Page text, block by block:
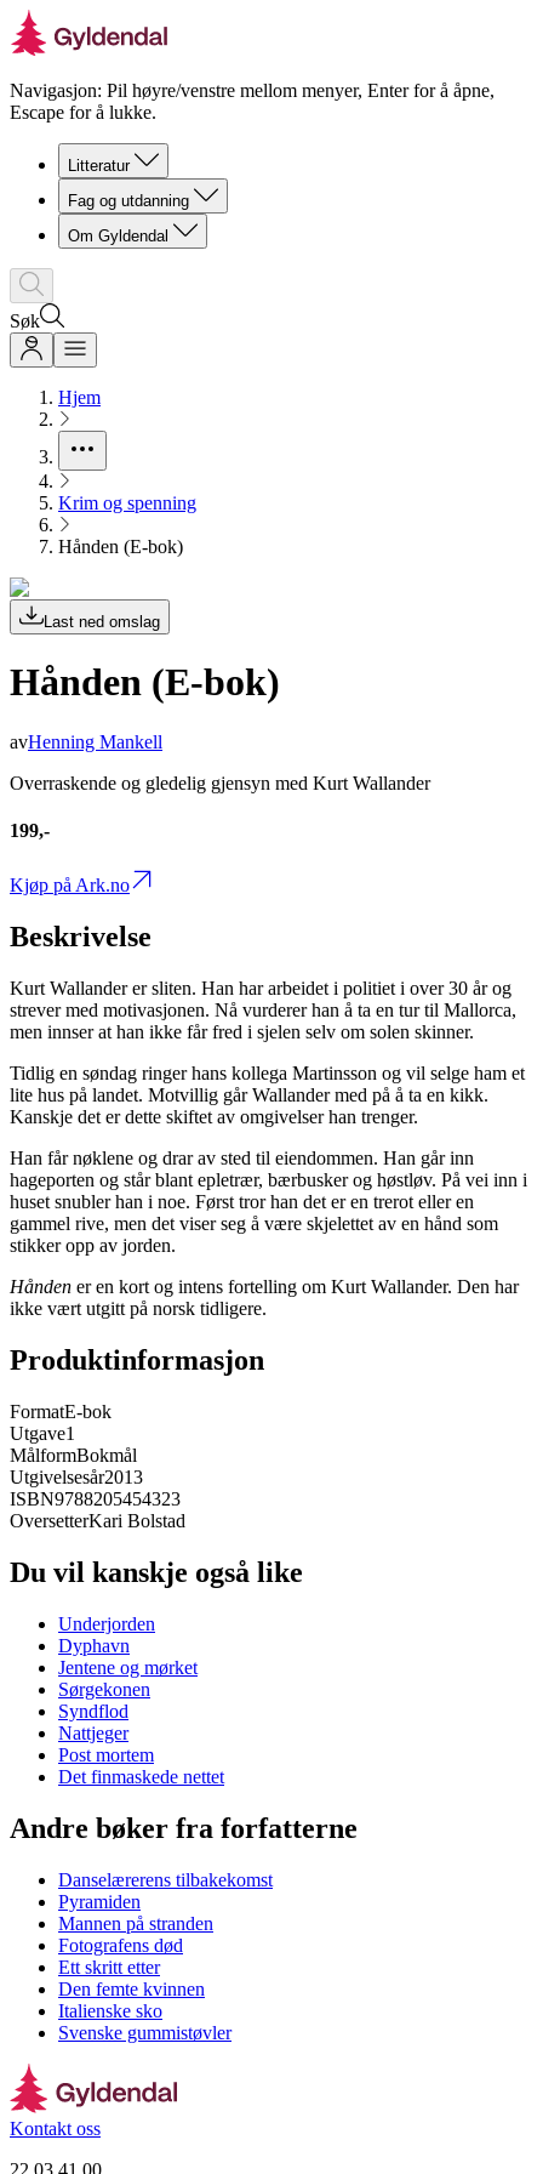
Navigasjon: Pil høyre/venstre mellom menyer, Enter for å åpne,
Escape for å lukke.
Litteratur
Fag og utdanning
Om Gyldendal
Søk
Hjem
Krim og spenning
Hånden (E-bok)
Last ned omslag
Hånden (E-bok)
avHenning Mankell
Overraskende og gledelig gjensyn med Kurt Wallander
199,-
Kjøp på Ark.no
Beskrivelse
Kurt Wallander er sliten. Han har arbeidet i politiet i over 30 år og
strever med motivasjonen. Nå vurderer han å ta en tur til Mallorca,
men innser at han ikke får fred i sjelen selv om solen skinner.
Tidlig en søndag ringer hans kollega Martinsson og vil selge ham et
lite hus på landet. Motvillig går Wallander med på å ta en kikk.
Kanskje det er dette skiftet av omgivelser han trenger.
Han får nøklene og drar av sted til eiendommen. Han går inn
hageporten og står blant epletrær, bærbusker og høstløv. På vei inn i
huset snubler han i noe. Først tror han det er en trerot eller en
gammel rive, men det viser seg å være skjelettet av en hånd som
stikker opp av jorden.
Hånden er en kort og intens fortelling om Kurt Wallander. Den har
ikke vært utgitt på norsk tidligere.
Produktinformasjon
FormatE-bok
Utgave1
MålformBokmål
Utgivelsesår2013
ISBN9788205454323
OversetterKari Bolstad
Du vil kanskje også like
Underjorden
Dyphavn
Jentene og mørket
Sørgekonen
Syndflod
Nattjeger
Post mortem
Det finmaskede nettet
Andre bøker fra forfatterne
Danselærerens tilbakekomst
Pyramiden
Mannen på stranden
Fotografens død
Ett skritt etter
Den femte kvinnen
Italienske sko
Svenske gummistøvler
Kontakt oss
22 03 41 00